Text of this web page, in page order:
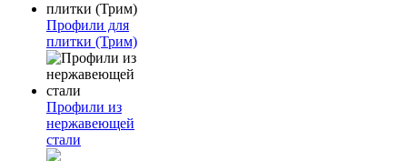
Профили для
плитки (Трим)
Профили из
нержавеющей
стали